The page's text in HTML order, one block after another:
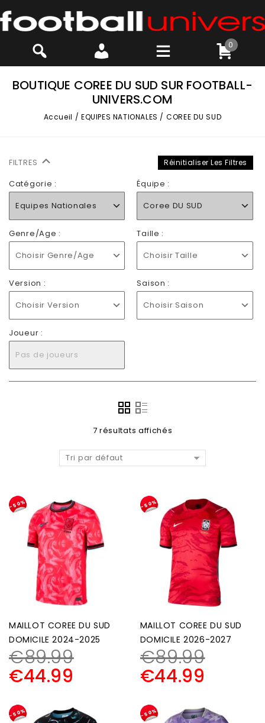
0
BOUTIQUE COREE DU SUD SUR FOOTBALL-
UNIVERS.COM
Accueil / EQUIPES NATIONALES / COREE DU SUD
FILTRES Réinitialiser Les Filtres
Catégorie :
Equipes Nationales
Équipe :
Coree DU SUD
Genre/Age :
Choisir Genre/Age
Taille :
Choisir Taille
Version :
Choisir Version
Saison :
Choisir Saison
Joueur :
Pas de joueurs
7 résultats affichés
Tri par défaut
-50%
MAILLOT COREE DU SUD
DOMICILE 2024-2025
€89.99
€44.99
-50%
MAILLOT COREE DU SUD
DOMICILE 2026-2027
€89.99
€44.99
-50% -50%